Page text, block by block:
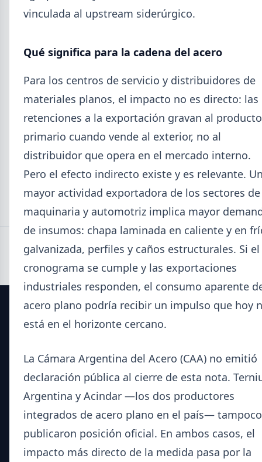
SIDERDATO
y el mercado del acero en Argentina.
Secciones
Noticias del Sector
Datos Técnicos
Guía Metalúrgica
vinculada al upstream siderúrgico.
Qué significa para la cadena del acero
Para los centros de servicio y distribuidores de
materiales planos, el impacto no es directo: las
retenciones a la exportación gravan al
primario cuando vende al exterior, no al
distribuidor que opera en el mercado interno.
Pero el efecto indirecto existe y es relevante.
mayor actividad exportadora de los sectores de
maquinaria y automotriz implica mayor
de insumos: chapa laminada en caliente y en
galvanizada, perfiles y caños estructurales. Si el
cronograma se cumple y las exportaciones
industriales responden, el consumo aparente
acero plano podría recibir un impulso que hoy
está en el horizonte cercano.
La Cámara Argentina del Acero (CAA) no emitió
declaración pública al cierre de esta nota.
Argentina y Acindar —los dos productores
integrados de acero plano en el país— tampoco
publicaron posición oficial. En ambos casos, el
impacto más directo de la medida pasa por la